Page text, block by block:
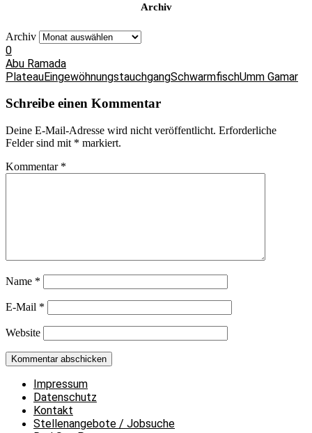
Archiv
Archiv
0
Abu Ramada
PlateauEingewöhnungstauchgangSchwarmfischUmm Gamar
Schreibe einen Kommentar
Deine E-Mail-Adresse wird nicht veröffentlicht. Erforderliche
Felder sind mit * markiert.
Kommentar *
Name *
E-Mail *
Website
Impressum
Datenschutz
Kontakt
Stellenangebote / Jobsuche